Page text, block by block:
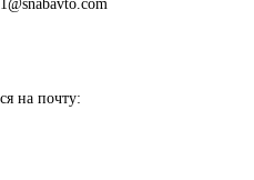
на почту: